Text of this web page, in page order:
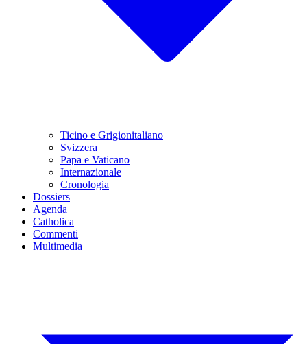
Ticino e Grigionitaliano
Svizzera
Papa e Vaticano
Internazionale
Cronologia
Dossiers
Agenda
Catholica
Commenti
Multimedia